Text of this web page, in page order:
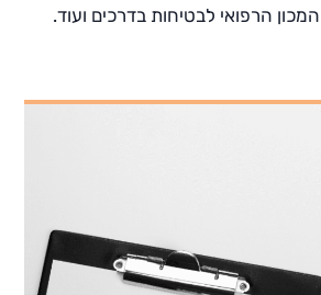
המכון הרפואי לבטיחות בדרכים ועוד.